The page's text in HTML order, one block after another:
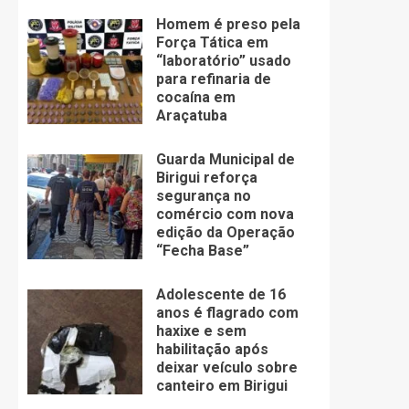
Homem é preso pela
Força Tática em
“laboratório” usado
para refinaria de
cocaína em
Araçatuba
Guarda Municipal de
Birigui reforça
segurança no
comércio com nova
edição da Operação
“Fecha Base”
Adolescente de 16
anos é flagrado com
haxixe e sem
habilitação após
deixar veículo sobre
canteiro em Birigui